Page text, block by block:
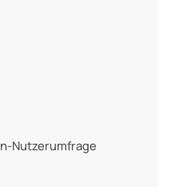
Nutzerumfrage